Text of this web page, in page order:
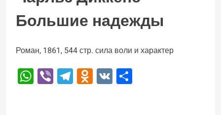
Большие надежды
Роман, 1861, 544 стр. сила воли и характер
WhatsApp
ViberTelegram
Odnoklassniki
VK